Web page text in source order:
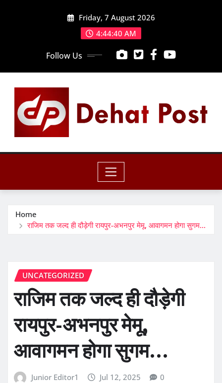
Friday, 7 August 2026
4:44:42 AM
Follow Us
Home
राजिम तक जल्द ही दौड़ेगी रायपुर-अभनपुर मेमू, आवागमन होगा सुगम…
UNCATEGORIZED
राजिम तक जल्द ही दौड़ेगी
रायपुर-अभनपुर मेमू,
आवागमन होगा सुगम…
Junior Editor1 Jul 12, 2025 0